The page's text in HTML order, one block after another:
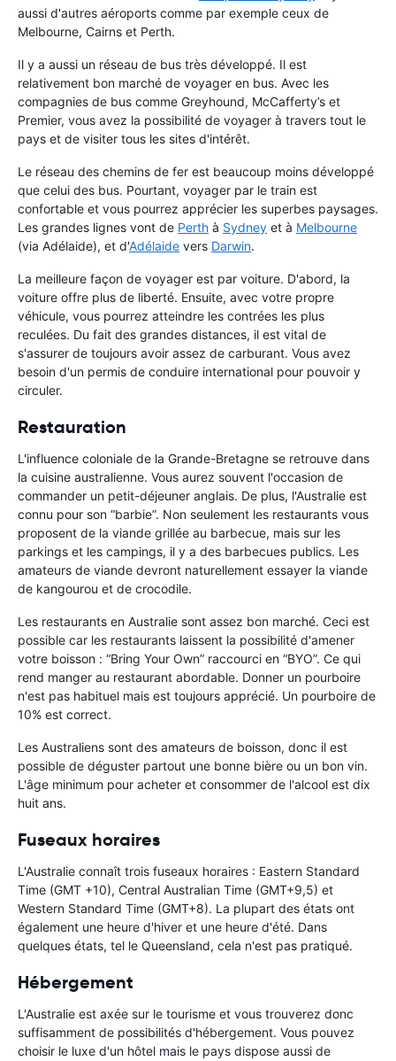
aussi d'autres aéroports comme par exemple ceux de
Melbourne, Cairns et Perth.
Il y a aussi un réseau de bus très développé. Il est
relativement bon marché de voyager en bus. Avec les
compagnies de bus comme Greyhound, McCafferty’s et
Premier, vous avez la possibilité de voyager à travers tout le
pays et de visiter tous les sites d'intérêt.
Le réseau des chemins de fer est beaucoup moins développé
que celui des bus. Pourtant, voyager par le train est
confortable et vous pourrez apprécier les superbes paysages.
Les grandes lignes vont de Perth à Sydney et à Melbourne
(via Adélaide), et d'Adélaide vers Darwin.
La meilleure façon de voyager est par voiture. D'abord, la
voiture offre plus de liberté. Ensuite, avec votre propre
véhicule, vous pourrez atteindre les contrées les plus
reculées. Du fait des grandes distances, il est vital de
s'assurer de toujours avoir assez de carburant. Vous avez
besoin d'un permis de conduire international pour pouvoir y
circuler.
Restauration
L'influence coloniale de la Grande-Bretagne se retrouve dans
la cuisine australienne. Vous aurez souvent l'occasion de
commander un petit-déjeuner anglais. De plus, l'Australie est
connu pour son “barbie”. Non seulement les restaurants vous
proposent de la viande grillée au barbecue, mais sur les
parkings et les campings, il y a des barbecues publics. Les
amateurs de viande devront naturellement essayer la viande
de kangourou et de crocodile.
Les restaurants en Australie sont assez bon marché. Ceci est
possible car les restaurants laissent la possibilité d'amener
votre boisson : “Bring Your Own” raccourci en “BYO”. Ce qui
rend manger au restaurant abordable. Donner un pourboire
n'est pas habituel mais est toujours apprécié. Un pourboire de
10% est correct.
Les Australiens sont des amateurs de boisson, donc il est
possible de déguster partout une bonne bière ou un bon vin.
L'âge minimum pour acheter et consommer de l'alcool est dix
huit ans.
Fuseaux horaires
L'Australie connaît trois fuseaux horaires : Eastern Standard
Time (GMT +10), Central Australian Time (GMT+9,5) et
Western Standard Time (GMT+8). La plupart des états ont
également une heure d'hiver et une heure d'été. Dans
quelques états, tel le Queensland, cela n'est pas pratiqué.
Hébergement
L'Australie est axée sur le tourisme et vous trouverez donc
suffisamment de possibilités d'hébergement. Vous pouvez
choisir le luxe d'un hôtel mais le pays dispose aussi de